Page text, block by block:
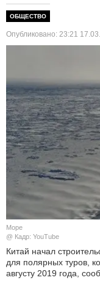
ОБЩЕСТВО
Опубликовано: 23:21
Море
@ Кадр: YouTube
Китай начал
для полярных туров,
августу 2019 года,